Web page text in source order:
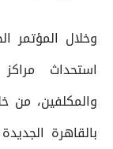
وخلال المؤتمر
استحداث
والمكلفين، من
بالقاهرة